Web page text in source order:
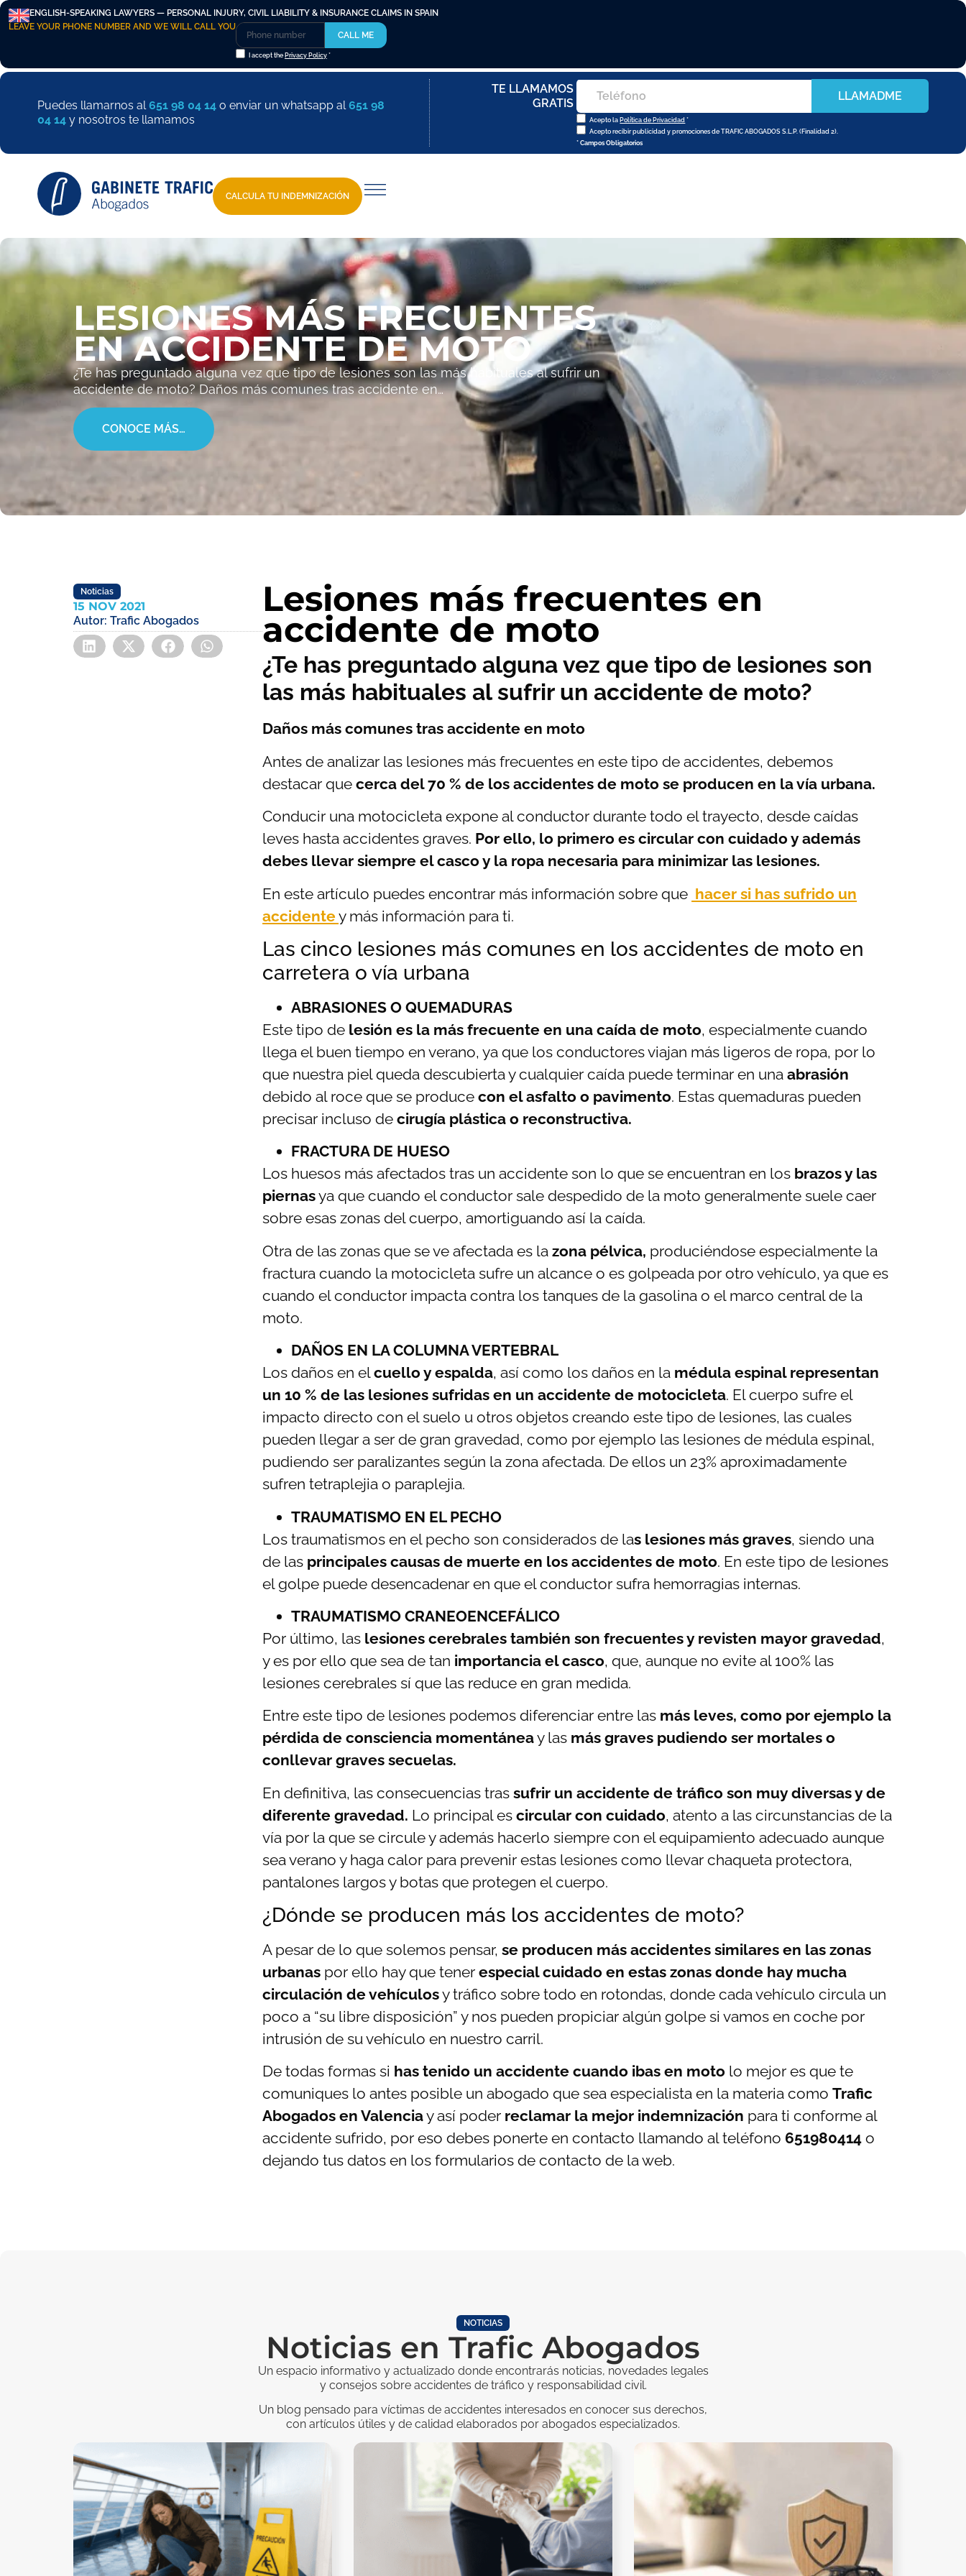
ENGLISH-SPEAKING LAWYERS — PERSONAL INJURY, CIVIL LIABILITY & INSURANCE CLAIMS IN SPAIN
LEAVE YOUR PHONE NUMBER AND WE WILL CALL YOU
I accept the Privacy Policy *
CALL ME
Puedes llamarnos al651 98 04 14 o enviar un whatsapp al651 98
04 14 y nosotros te llamamos
TE LLAMAMOS
GRATIS
Acepto la Política de Privacidad *
Acepto recibir publicidad y promociones de TRAFIC ABOGADOS S.L.P. (Finalidad 2).
* Campos Obligatorios
LLAMADME
CALCULA TU INDEMNIZACIÓN
LESIONES MÁS FRECUENTES
EN ACCIDENTE DE MOTO
¿Te has preguntado alguna vez que tipo de lesiones son las más habituales al sufrir un
accidente de moto? Daños más comunes tras accidente en…
CONOCE MÁS…
Noticias
15 NOV 2021
Autor: Trafic Abogados
Lesiones más frecuentes en
accidente de moto
¿Te has preguntado alguna vez que tipo de lesiones son
las más habituales al sufrir un accidente de moto?
Daños más comunes tras accidente en moto
Antes de analizar las lesiones más frecuentes en este tipo de accidentes, debemos
destacar que cerca del 70 % de los accidentes de moto se producen en la vía urbana.
Conducir una motocicleta expone al conductor durante todo el trayecto, desde caídas
leves hasta accidentes graves. Por ello, lo primero es circular con cuidado y además
debes llevar siempre el casco y la ropa necesaria para minimizar las lesiones.
En este artículo puedes encontrar más información sobre que hacer si has sufrido un
accidentey más información para ti.
Las cinco lesiones más comunes en los accidentes de moto en
carretera o vía urbana
ABRASIONES O QUEMADURAS
Este tipo de lesión es la más frecuente en una caída de moto, especialmente cuando
llega el buen tiempo en verano, ya que los conductores viajan más ligeros de ropa, por lo
que nuestra piel queda descubierta y cualquier caída puede terminar en una abrasión
debido al roce que se producecon el asfalto o pavimento. Estas quemaduras pueden
precisar incluso decirugía plástica o reconstructiva.
FRACTURA DE HUESO
Los huesos más afectados tras un accidente son lo que se encuentran en los brazos y las
piernasya que cuando el conductor sale despedido de la moto generalmente suele caer
sobre esas zonas del cuerpo, amortiguando así la caída.
Otra de las zonas que se ve afectada es lazona pélvica, produciéndose especialmente la
fractura cuando la motocicleta sufre un alcance o es golpeada por otro vehículo, ya que es
cuando el conductor impacta contra los tanques de la gasolina o el marco central de la
moto.
DAÑOS EN LA COLUMNA VERTEBRAL
Los daños en elcuello y espalda, así como los daños en la médula espinal representan
un 10 % de las lesiones sufridas en un accidente de motocicleta. El cuerpo sufre el
impacto directo con el suelo u otros objetos creando este tipo de lesiones, las cuales
pueden llegar a ser de gran gravedad, como por ejemplo las lesiones de médula espinal,
pudiendo ser paralizantes según la zona afectada. De ellos un 23% aproximadamente
sufren tetraplejia o paraplejia.
TRAUMATISMO EN EL PECHO
Los traumatismos en el pecho son considerados de las lesiones más graves, siendo una
de las principales causas de muerte en los accidentes de moto. En este tipo de lesiones
el golpe puede desencadenar en que el conductor sufra hemorragias internas.
TRAUMATISMO CRANEOENCEFÁLICO
Por último, las lesiones cerebrales también son frecuentes y revisten mayor gravedad,
y es por ello que sea de tan importancia el casco, que, aunque no evite al 100% las
lesiones cerebrales sí que las reduce en gran medida.
Entre este tipo de lesiones podemos diferenciar entre las más leves, como por ejemplo la
pérdida de consciencia momentáneay las más graves pudiendo ser mortales o
conllevar graves secuelas.
En definitiva, las consecuencias trassufrir un accidente de tráfico son muy diversas y de
diferente gravedad. Lo principal escircular con cuidado, atento a las circunstancias de la
vía por la que se circule y además hacerlo siempre con el equipamiento adecuado aunque
sea verano y haga calor para prevenir estas lesiones como llevar chaqueta protectora,
pantalones largos y botas que protegen el cuerpo.
¿Dónde se producen más los accidentes de moto?
A pesar de lo que solemos pensar,se producen más accidentes similares en las zonas
urbanas por ello hay que tener especial cuidado en estas zonas donde hay mucha
circulación de vehículosy tráfico sobre todo en rotondas, donde cada vehículo circula un
poco a “su libre disposición” y nos pueden propiciar algún golpe si vamos en coche por
intrusión de su vehículo en nuestro carril.
De todas formas si has tenido un accidente cuando ibas en moto lo mejor es que te
comuniques lo antes posible un abogado que sea especialista en la materia comoTrafic
Abogados en Valenciay así poder reclamar la mejor indemnización para ti conforme al
accidente sufrido, por eso debes ponerte en contacto llamando al teléfono 651980414 o
dejando tus datos en los formularios de contacto de la web.
NOTICIAS
Noticias en Trafic Abogados
Un espacio informativo y actualizado donde encontrarás noticias, novedades legales
y consejos sobre accidentes de tráfico y responsabilidad civil.
Un blog pensado para víctimas de accidentes interesados en conocer sus derechos,
con artículos útiles y de calidad elaborados por abogados especializados.